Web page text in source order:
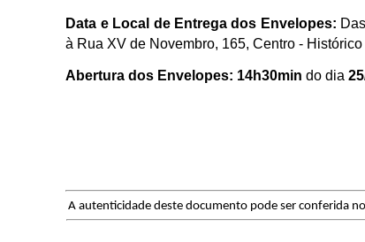
Data e Local de Entrega dos Envelopes: Das
à Rua XV de Novembro, 165, Centro -
Abertura dos Envelopes: 14h30min do dia
A autenticidade deste documento pode ser conferida